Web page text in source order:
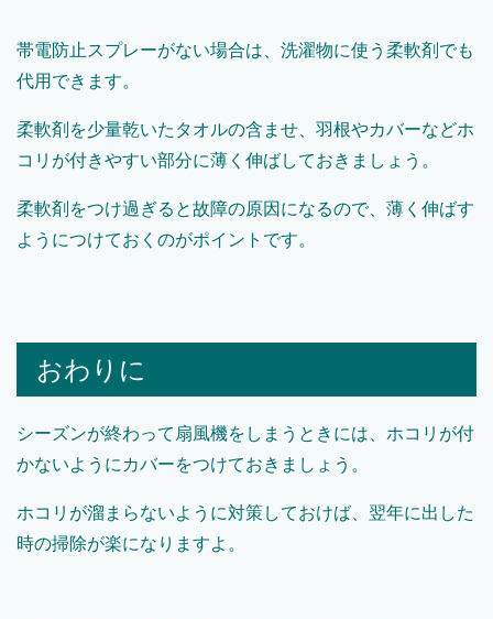
帯電防止スプレーがない場合は、洗濯物に使う柔軟剤でも
代用できます。
柔軟剤を少量乾いたタオルの含ませ、羽根やカバーなどホ
コリが付きやすい部分に薄く伸ばしておきましょう。
柔軟剤をつけ過ぎると故障の原因になるので、薄く伸ばす
ようにつけておくのがポイントです。
おわりに
シーズンが終わって扇風機をしまうときには、ホコリが付
かないようにカバーをつけておきましょう。
ホコリが溜まらないように対策しておけば、翌年に出した
時の掃除が楽になりますよ。